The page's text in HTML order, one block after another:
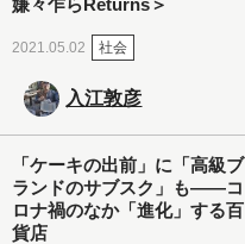
2021.05.02 社会
入江敦彦
「ケーキの出前」に「高級ブ
ランドのサブスク」も――コ
ロナ禍のなか「進化」する百
貨店